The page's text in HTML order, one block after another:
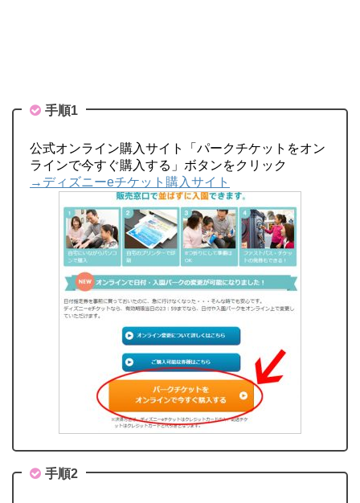
手順1
公式オンライン購入サイト「パークチケットをオン
ラインで今すぐ購入する」ボタンをクリック
→ディズニーeチケット購入サイト
手順2